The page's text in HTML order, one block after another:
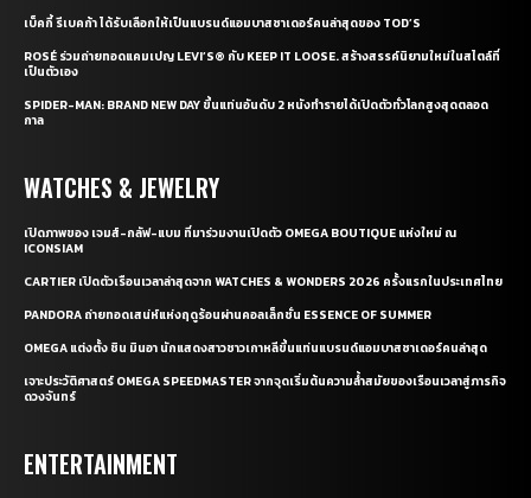
เบ็คกี้ รีเบคก้า ได้รับเลือกให้เป็นแบรนด์แอมบาสซาเดอร์คนล่าสุดของ TOD’S
ROSÉ ร่วมถ่ายทอดแคมเปญ LEVI’S® กับ KEEP IT LOOSE. สร้างสรรค์นิยามใหม่ในสไตล์ที่
เป็นตัวเอง
SPIDER-MAN: BRAND NEW DAY ขึ้นแท่นอันดับ 2 หนังทำรายได้เปิดตัวทั่วโลกสูงสุดตลอด
กาล
WATCHES & JEWELRY
เปิดภาพของ เจมส์-กลัฟ-แบม ที่มาร่วมงานเปิดตัว OMEGA BOUTIQUE แห่งใหม่ ณ
ICONSIAM
CARTIER เปิดตัวเรือนเวลาล่าสุดจาก WATCHES & WONDERS 2026 ครั้งแรกในประเทศไทย
PANDORA ถ่ายทอดเสน่ห์แห่งฤดูร้อนผ่านคอลเล็กชั่น ESSENCE OF SUMMER
OMEGA แต่งตั้ง ชิน มินอา นักแสดงสาวชาวเกาหลีขึ้นแท่นแบรนด์แอมบาสซาเดอร์คนล่าสุด
เจาะประวัติศาสตร์ OMEGA SPEEDMASTER จากจุดเริ่มต้นความล้ำสมัยของเรือนเวลาสู่ภารกิจ
ดวงจันทร์
ENTERTAINMENT